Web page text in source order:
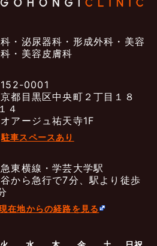
あるご質問
・泌尿器科・形成外科・美容
・美容皮膚科
0001
都目黒区中央町２丁目１８
４
アージュ祐天寺1F
駐車スペースあり
東横線・学芸大学駅
から急行で7分、駅より徒歩
在地からの経路を見る